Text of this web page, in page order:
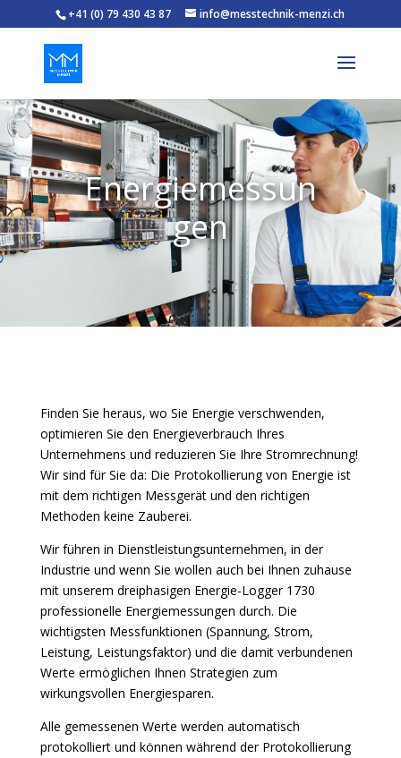
+41 (0) 79 430 43 87 info@messtechnik-menzi.ch
Energiemessun
gen
Finden Sie heraus, wo Sie Energie verschwenden,
optimieren Sie den Energieverbrauch Ihres
Unternehmens und reduzieren Sie Ihre Stromrechnung!
Wir sind für Sie da: Die Protokollierung von Energie ist
mit dem richtigen Messgerät und den richtigen
Methoden keine Zauberei.
Wir führen in Dienstleistungsunternehmen, in der
Industrie und wenn Sie wollen auch bei Ihnen zuhause
mit unserem dreiphasigen Energie-Logger 1730
professionelle Energiemessungen durch. Die
wichtigsten Messfunktionen (Spannung, Strom,
Leistung, Leistungsfaktor) und die damit verbundenen
Werte ermöglichen Ihnen Strategien zum
wirkungsvollen Energiesparen.
Alle gemessenen Werte werden automatisch
protokolliert und können während der Protokollierung